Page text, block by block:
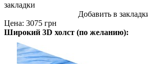
закладки
Добавить в
Цена: 3075 грн
Широкий 3D холст (по желанию):